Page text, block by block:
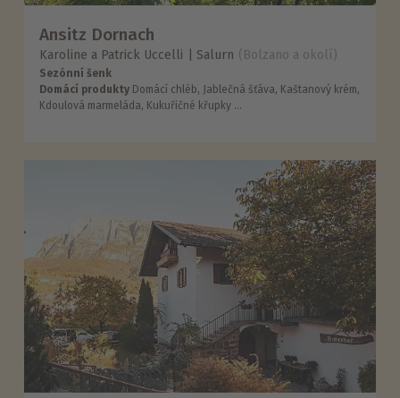
Ansitz Dornach
Karoline a Patrick Uccelli Salurn (Bolzano a okolí)
Sezónní šenk
Domácí produkty Domácí chléb, Jablečná šťáva, Kaštanový krém,
Kdoulová marmeláda, Kukuřičné křupky ...